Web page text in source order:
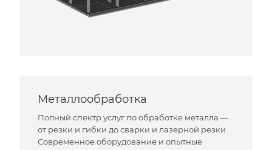
Металлообработка
Полный спектр услуг по обработке металла —
от резки и гибки до сварки и лазерной резки.
Современное оборудование и опытные